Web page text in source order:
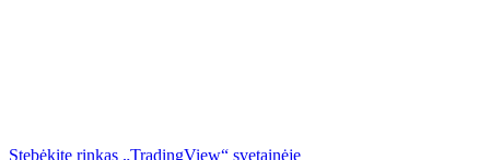
Stebėkite rinkas „TradingView“ svetainėje